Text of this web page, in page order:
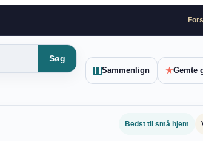
Søg
Sammenlign ★Gemte
Bedst til små hjem